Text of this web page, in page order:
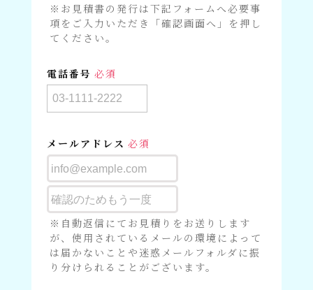
※お見積書の発行は下記フォームへ必要事
項をご入力いただき「確認画面へ」を押し
てください。
電話番号 必須
メールアドレス 必須
※自動返信にてお見積りをお送りします
が、使用されているメールの環境によって
は届かないことや迷惑メールフォルダに振
り分けられることがございます。